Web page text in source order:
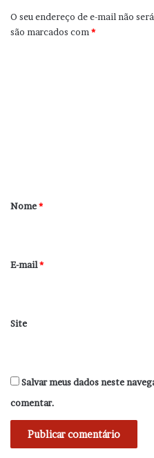
O seu endereço de e-mail não
são marcados com*
r
*
Nome*
E-mail*
Site
Salvar meus dados neste
comentar.